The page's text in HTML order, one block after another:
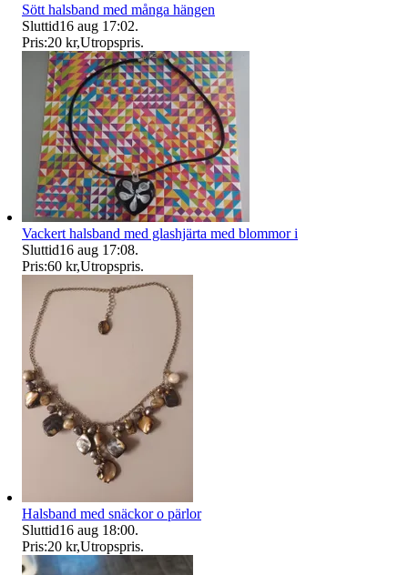
Sött halsband med många hängen
Sluttid16 aug 17:02.
Pris:20 kr,Utropspris.
Vackert halsband med glashjärta med blommor i
Sluttid16 aug 17:08.
Pris:60 kr,Utropspris.
Halsband med snäckor o pärlor
Sluttid16 aug 18:00.
Pris:20 kr,Utropspris.